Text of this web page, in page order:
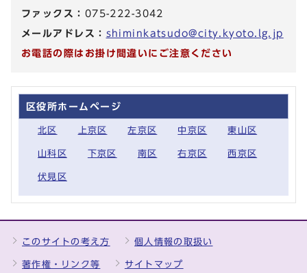
ファックス： 075-222-3042
メールアドレス： shiminkatsudo@city.kyoto.lg.jp
お電話の際はお掛け間違いにご注意ください
区役所ホームページ
北区 上京区 左京区 中京区 東山区
山科区 下京区 南区 右京区 西京区
伏見区
このサイトの考え方 個人情報の取扱い
著作権・リンク等 サイトマップ